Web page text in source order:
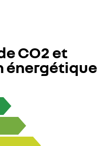
CO2 et
énergétique